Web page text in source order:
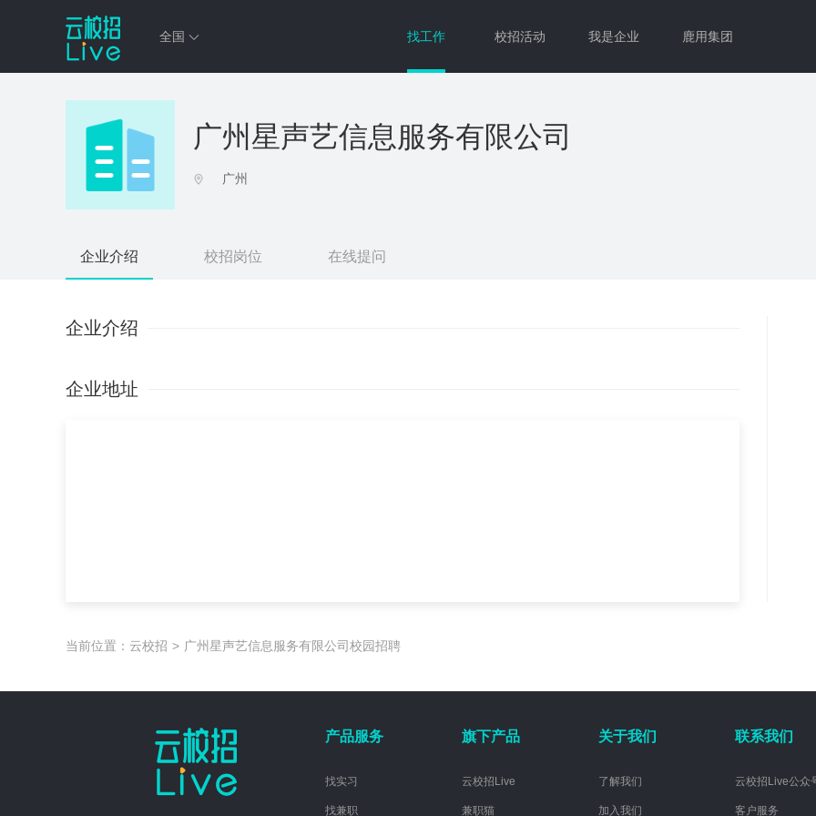
全国 找工作 校招活动 我是企业 鹿用集团
广州星声艺信息服务有限公司
广州
企业介绍 校招岗位 在线提问
企业介绍
企业地址
当前位置： 云校招 > 广州星声艺信息服务有限公司校园招聘
产品服务
找实习
找兼职
旗下产品
云校招Live
兼职猫
关于我们
了解我们
加入我们
联系我们
云校招Live公众
客户服务